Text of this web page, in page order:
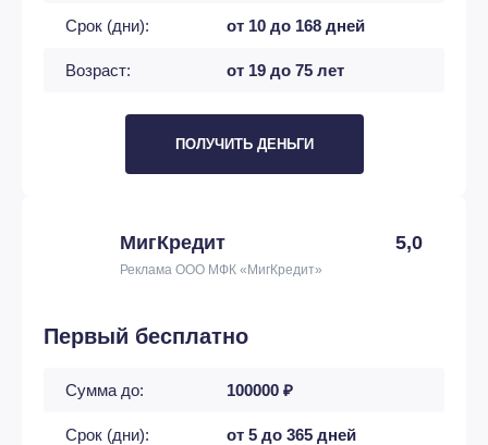
Срок (дни): от 10 до 168 дней
Возраст: от 19 до 75 лет
ПОЛУЧИТЬ ДЕНЬГИ
МигКредит 5,0
Реклама ООО МФК «МигКредит»
Первый бесплатно
Сумма до: 100000 ₽
Срок (дни): от 5 до 365 дней